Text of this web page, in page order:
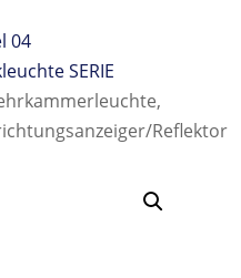
04
SERIE
Reflektor